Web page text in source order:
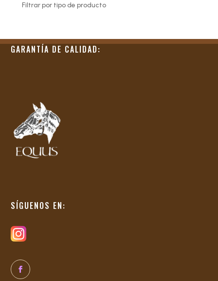
Filtrar por tipo de producto
GARANTÍA DE CALIDAD:
SÍGUENOS EN: